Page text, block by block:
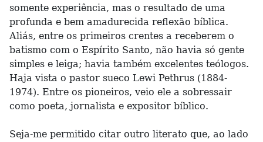
somente experiência, mas o resultado de uma
profunda e bem amadurecida reflexão bíblica.
Aliás, entre os primeiros crentes a receberem o
batismo com o Espírito Santo, não havia só gente
simples e leiga; havia também excelentes teólogos.
Haja vista o pastor sueco Lewi Pethrus (1884-
1974). Entre os pioneiros, veio ele a sobressair
como poeta, jornalista e expositor bíblico.
Seja-me permitido citar outro literato que, ao lado